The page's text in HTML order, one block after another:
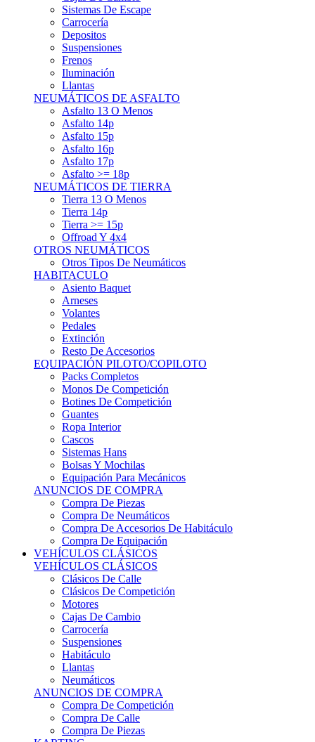
Carrocería
Depositos
Suspensiones
Frenos
Iluminación
Llantas
NEUMÁTICOS DE ASFALTO
Asfalto 13 O Menos
Asfalto 14p
Asfalto 15p
Asfalto 16p
Asfalto 17p
Asfalto >= 18p
NEUMÁTICOS DE TIERRA
Tierra 13 O Menos
Tierra 14p
Tierra >= 15p
Offroad Y 4x4
OTROS NEUMÁTICOS
Otros Tipos De Neumáticos
HABITACULO
Asiento Baquet
Arneses
Volantes
Pedales
Extinción
Resto De Accesorios
EQUIPACIÓN PILOTO/COPILOTO
Packs Completos
Monos De Competición
Botines De Competición
Guantes
Ropa Interior
Cascos
Sistemas Hans
Bolsas Y Mochilas
Equipación Para Mecánicos
ANUNCIOS DE COMPRA
Compra De Piezas
Compra De Neumáticos
Compra De Accesorios De Habitáculo
Compra De Equipación
VEHÍCULOS CLÁSICOS
VEHÍCULOS CLÁSICOS
Clásicos De Calle
Clásicos De Competición
Motores
Cajas De Cambio
Carrocería
Suspensiones
Habitáculo
Llantas
Neumáticos
ANUNCIOS DE COMPRA
Compra De Competición
Compra De Calle
Compra De Piezas
KARTING
KARTING